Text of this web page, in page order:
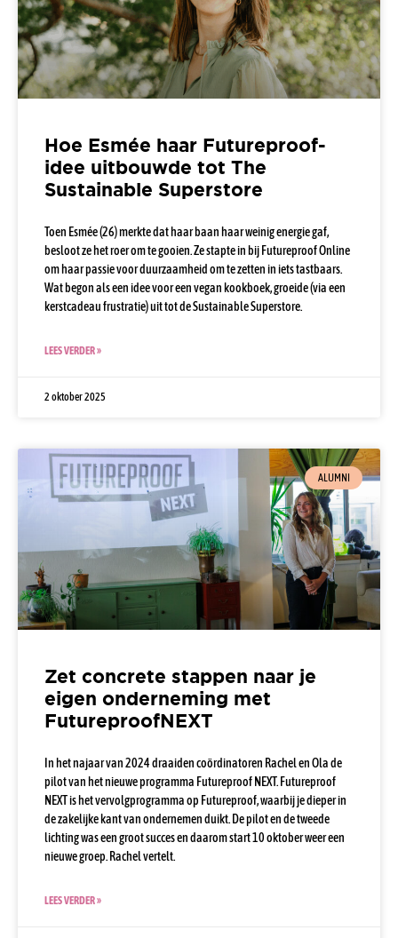
Hoe Esmée haar Futureproof-
idee uitbouwde tot The
Sustainable Superstore
Toen Esmée (26) merkte dat haar baan haar weinig energie gaf,
besloot ze het roer om te gooien. Ze stapte in bij Futureproof Online
om haar passie voor duurzaamheid om te zetten in iets tastbaars.
Wat begon als een idee voor een vegan kookboek, groeide (via een
kerstcadeau frustratie) uit tot de Sustainable Superstore.
LEES VERDER »
2 oktober 2025
ALUMNI
Zet concrete stappen naar je
eigen onderneming met
FutureproofNEXT
In het najaar van 2024 draaiden coördinatoren Rachel en Ola de
pilot van het nieuwe programma Futureproof NEXT. Futureproof
NEXT is het vervolgprogramma op Futureproof, waarbij je dieper in
de zakelijke kant van ondernemen duikt. De pilot en de tweede
lichting was een groot succes en daarom start 10 oktober weer een
nieuwe groep. Rachel vertelt.
LEES VERDER »